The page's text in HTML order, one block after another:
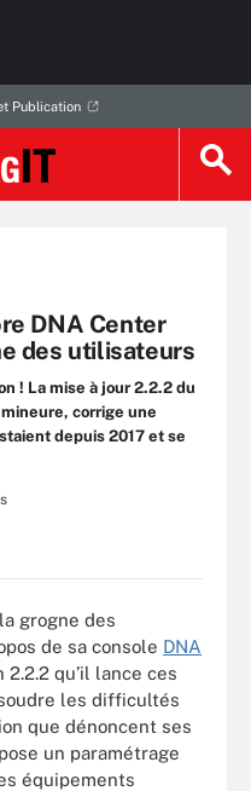
Publication
DNA Center
des utilisateurs
! La mise à jour 2.2.2 du
corrige une
depuis 2017 et se
grogne des
de sa console DNA
qu’il lance ces
les difficultés
que dénoncent ses
un paramétrage
équipements